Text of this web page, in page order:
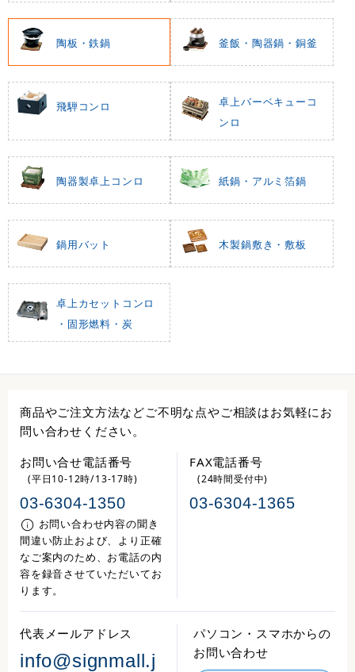
陶板・鉄鍋 釜飯・陶器鍋・銅釜
飛騨コンロ
卓上バーベキューコ
ンロ
陶器製卓上コンロ 紙鍋・アルミ箔鍋
鍋用バット 木製鍋敷き・敷板
卓上カセットコンロ
・固形燃料・炭
商品やご注文方法などご不明な点やご相談はお気軽にお
問い合わせください。
お問い合せ電話番号
(平日10-12時/13-17時)
03-6304-1350
お問い合わせ内容の聞き
間違い防止および、より正確
なご案内のため、お電話の内
容を録音させていただいてお
ります。
FAX電話番号
(24時間受付中)
03-6304-1365
代表メールアドレス
info@signmall.j
パソコン・スマホからの
お問い合わせ